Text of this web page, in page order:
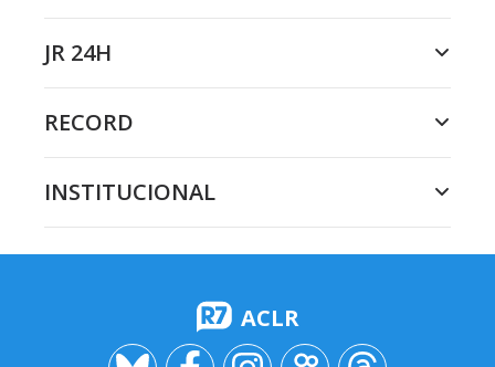
JR 24H
RECORD
INSTITUCIONAL
ACLR